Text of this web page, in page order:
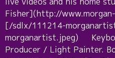
Fisher](http://
[/sdlx/111214-
morganartist.jpeg)
Producer / Light Painter.